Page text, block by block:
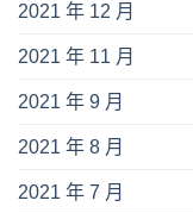
2021 年 12 月
2021 年 11 月
2021 年 9 月
2021 年 8 月
2021 年 7 月